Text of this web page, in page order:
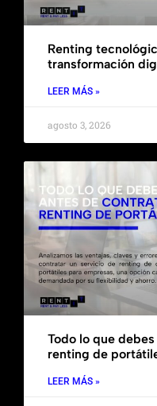
Renting
transformación
LEER MÁS »
agosto 3, 2026
Todo lo que
renting de
LEER MÁS »